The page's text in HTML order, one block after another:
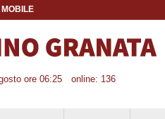
MOBILE
ore 06:25 online: 136